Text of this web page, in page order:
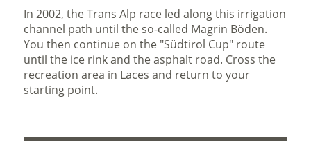
In 2002, the Trans Alp race led along this irrigation
channel path until the so-called Magrin Böden.
You then continue on the "Südtirol Cup" route
until the ice rink and the asphalt road. Cross the
recreation area in Laces and return to your
starting point.